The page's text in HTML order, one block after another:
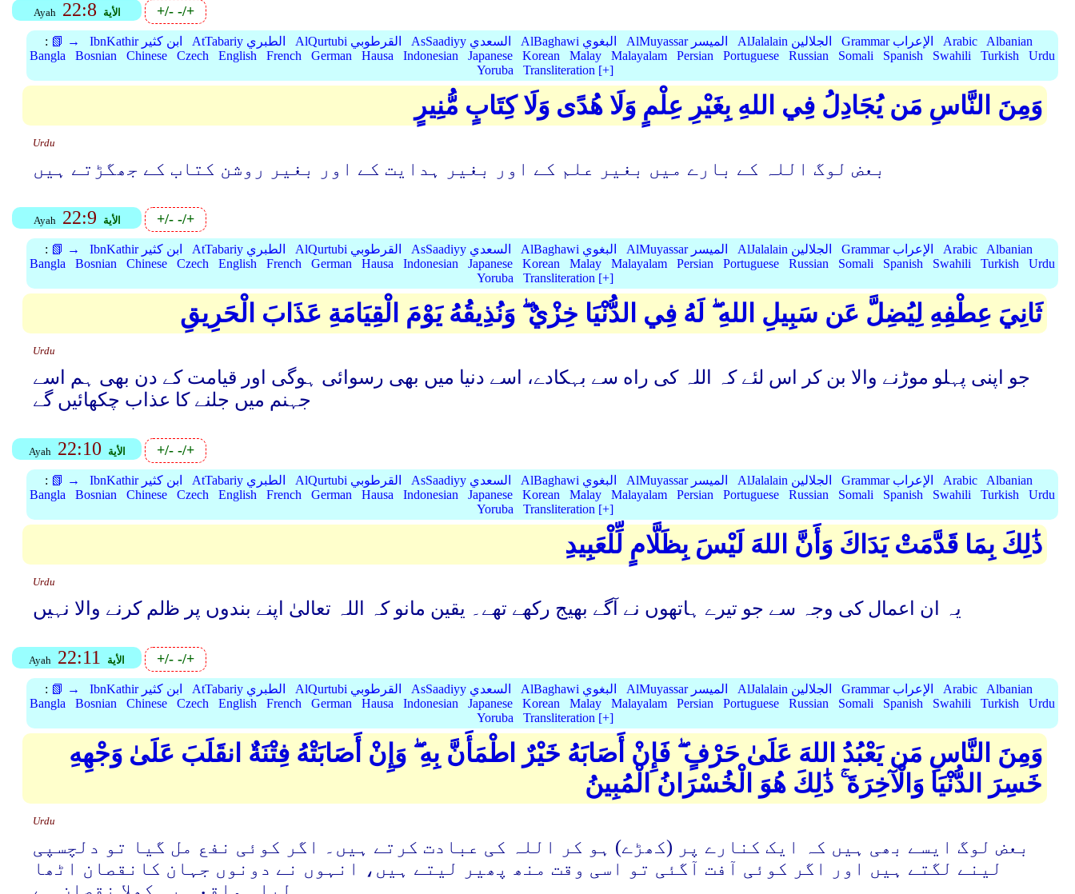
Ayah 22:8 الأية +/--/+
: 📗 → IbnKathir ابن كثير AtTabariy الطبري AlQurtubi القرطوبي AsSaadiyy السعدي AlBaghawi البغوي AlMuyassar الميسر AlJalalain الجلالين Grammar الإعراب Arabic
Albanian
Bangla
Bosnian Chinese Czech English French German Hausa Indonesian Japanese Korean Malay Malayalam Persian Portuguese Russian Somali Spanish Swahili Turkish
Urdu
Yoruba
Transliteration [+]
وَمِنَ النَّاسِ مَن يُجَادِلُ فِي اللهِ بِغَيْرِ عِلْمٍ وَلَا هُدًى وَلَا كِتَابٍ مُّنِيرٍ
Urdu
بعض لوگ اللہ کے بارے میں بغیر علم کے اور بغیر ہدایت کے اور بغیر روشن کتاب کے جھگڑتے ہیں
Ayah 22:9 الأية +/--/+
: 📗 → IbnKathir ابن كثير AtTabariy الطبري AlQurtubi القرطوبي AsSaadiyy السعدي AlBaghawi البغوي AlMuyassar الميسر AlJalalain الجلالين Grammar الإعراب Arabic
Albanian
Bangla
Bosnian Chinese Czech English French German Hausa Indonesian Japanese Korean Malay Malayalam Persian Portuguese Russian Somali Spanish Swahili Turkish
Urdu
Yoruba
Transliteration [+]
ثَانِيَ عِطْفِهِ لِيُضِلَّ عَن سَبِيلِ اللهِ ۖ لَهُ فِي الدُّنْيَا خِزْيٌ ۖ وَنُذِيقُهُ يَوْمَ الْقِيَامَةِ عَذَابَ الْحَرِيقِ
Urdu
جو اپنی پہلو موڑنے واﻻ بن کر اس لئے کہ اللہ کی راه سے بہکادے، اسے دنیا میں بھی رسوائی ہوگی اور قیامت کے دن بھی ہم اسے
جہنم میں جلنے کا عذاب چکھائیں گے
Ayah 22:10 الأية +/--/+
: 📗 → IbnKathir ابن كثير AtTabariy الطبري AlQurtubi القرطوبي AsSaadiyy السعدي AlBaghawi البغوي AlMuyassar الميسر AlJalalain الجلالين Grammar الإعراب Arabic
Albanian
Bangla
Bosnian Chinese Czech English French German Hausa Indonesian Japanese Korean Malay Malayalam Persian Portuguese Russian Somali Spanish Swahili Turkish
Urdu
Yoruba
Transliteration [+]
ذَٰلِكَ بِمَا قَدَّمَتْ يَدَاكَ وَأَنَّ اللهَ لَيْسَ بِظَلَّامٍ لِّلْعَبِيدِ
Urdu
یہ ان اعمال کی وجہ سے جو تیرے ہاتھوں نے آگے بھیج رکھے تھے۔ یقین مانو کہ اللہ تعالیٰ اپنے بندوں پر ﻇلم کرنے واﻻ نہیں
Ayah 22:11 الأية +/--/+
: 📗 → IbnKathir ابن كثير AtTabariy الطبري AlQurtubi القرطوبي AsSaadiyy السعدي AlBaghawi البغوي AlMuyassar الميسر AlJalalain الجلالين Grammar الإعراب Arabic
Albanian
Bangla
Bosnian Chinese Czech English French German Hausa Indonesian Japanese Korean Malay Malayalam Persian Portuguese Russian Somali Spanish Swahili Turkish
Urdu
Yoruba
Transliteration [+]
وَمِنَ النَّاسِ مَن يَعْبُدُ اللهَ عَلَىٰ حَرْفٍ ۖ فَإِنْ أَصَابَهُ خَيْرٌ اطْمَأَنَّ بِهِ ۖ وَإِنْ أَصَابَتْهُ فِتْنَةٌ انقَلَبَ عَلَىٰ وَجْهِهِ
خَسِرَ الدُّنْيَا وَالْآخِرَةَ ۚ ذَٰلِكَ هُوَ الْخُسْرَانُ الْمُبِينُ
Urdu
بعض لوگ ایسے بھی ہیں کہ ایک کنارے پر (کھڑے) ہو کر اللہ کی عبادت کرتے ہیں۔ اگر کوئی نفع مل گیا تو دلچسپی
لینے لگتے ہیں اور اگر کوئی آفت آگئی تو اسی وقت منھ پھیر لیتے ہیں، انہوں نے دونوں جہان کانقصان اٹھا